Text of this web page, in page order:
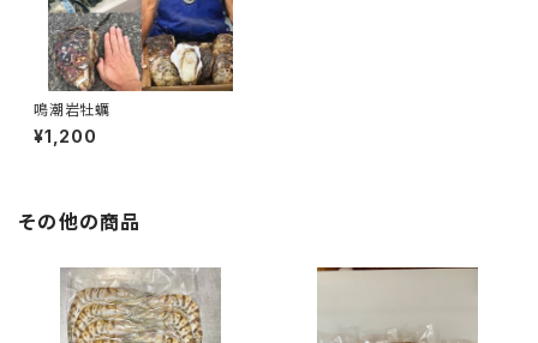
鳴潮岩牡蠣
¥1,200
その他の商品